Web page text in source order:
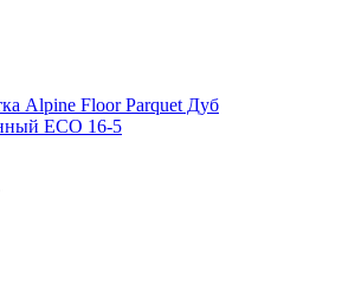
Alpine Floor Parquet Дуб
ECO 16-5